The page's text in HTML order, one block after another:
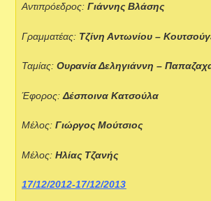
Αντιπρόεδρος:Γιάννης Βλάσης
Γραμματέας: Τζίνη Αντωνίου –
Ταμίας:Ουρανία Δεληγιάννη –
Έφορος:Δέσποινα Κατσούλα
Μέλος:Γιώργος Μούτσιος
Μέλος: Ηλίας Τζανής
17/12/2012-17/12/2013